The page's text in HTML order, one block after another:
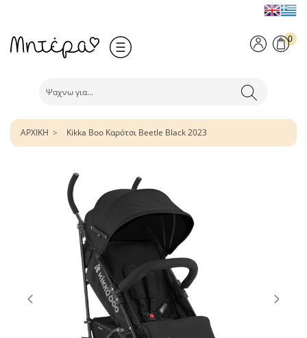
0
ΑΡΧΙΚΗ Kikka Boo Καρότσι Beetle Black 2023